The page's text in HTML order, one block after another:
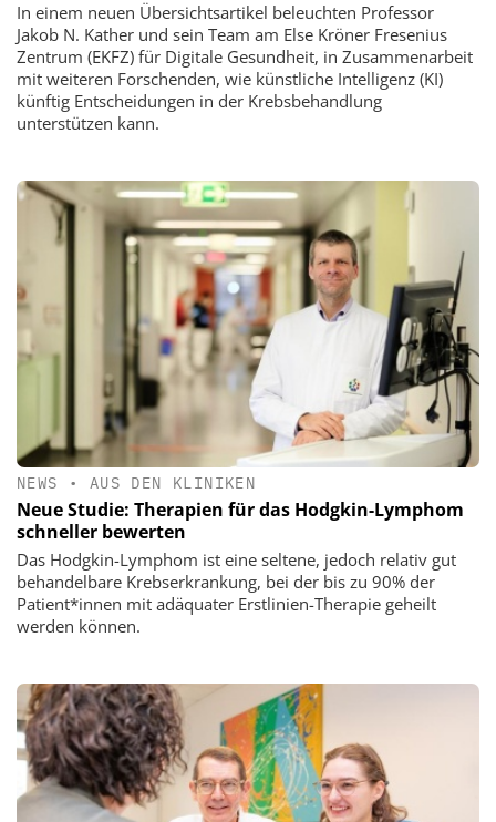
In einem neuen Übersichtsartikel beleuchten Professor
Jakob N. Kather und sein Team am Else Kröner Fresenius
Zentrum (EKFZ) für Digitale Gesundheit, in Zusammenarbeit
mit weiteren Forschenden, wie künstliche Intelligenz (KI)
künftig Entscheidungen in der Krebsbehandlung
unterstützen kann.
NEWS • AUS DEN KLINIKEN
Neue Studie: Therapien für das Hodgkin-Lymphom
schneller bewerten
Das Hodgkin-Lymphom ist eine seltene, jedoch relativ gut
behandelbare Krebserkrankung, bei der bis zu 90% der
Patient*innen mit adäquater Erstlinien-Therapie geheilt
werden können.